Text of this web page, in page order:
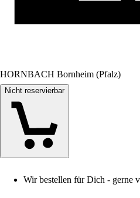
HORNBACH Bornheim (Pfalz)
Nicht reservierbar
Wir bestellen für Dich - gerne